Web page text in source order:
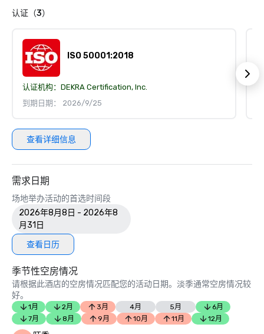
认证（3）
ISO 50001:2018
认证机构： DEKRA Certification, Inc.
到期日期： 2026/9/25
查看详细信息
需求日期
场地举办活动的首选时间段
2026年8月8日 - 2026年8
月31日
查看日历
季节性空房情况
请根据此酒店的空房情况匹配您的活动日期。淡季通常空房情况较
好。
1月 2月 3月 4月 5月
6月
7月
8月 9月 10月 11月 12月